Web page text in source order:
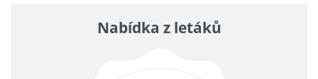
Nabídka z letáků